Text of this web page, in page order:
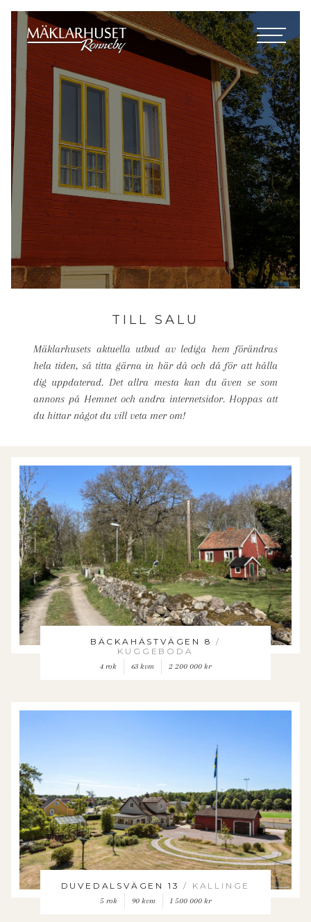
SÅLDA
SÄLJA
OM OSS
TILL SALU
Mäklarhusets aktuella utbud av lediga hem förändras
hela tiden, så titta gärna in här då och då för att hålla
dig uppdaterad. Det allra mesta kan du även se som
annons på Hemnet och andra internetsidor. Hoppas att
du hittar något du vill veta mer om!
BÄCKAHÄSTVÄGEN 8/
KUGGEBODA
4 rok 63 kvm 2 200 000 kr
DUVEDALSVÄGEN 13/ KALLINGE
5 rok 90 kvm 1 500 000 kr